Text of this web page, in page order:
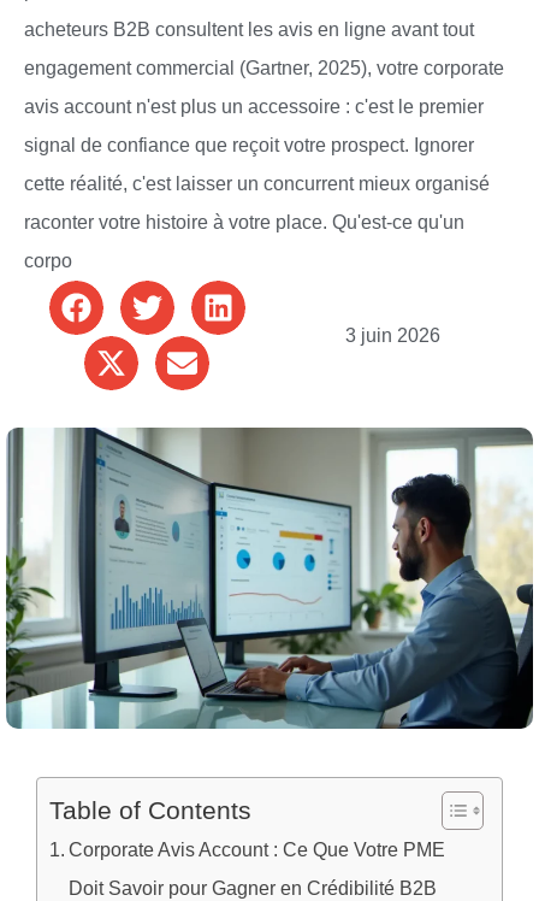
acheteurs B2B consultent les avis en ligne avant tout
engagement commercial (Gartner, 2025), votre corporate
avis account n'est plus un accessoire : c'est le premier
signal de confiance que reçoit votre prospect. Ignorer
cette réalité, c'est laisser un concurrent mieux organisé
raconter votre histoire à votre place. Qu'est-ce qu'un
corpo
3 juin 2026
Table of Contents
Corporate Avis Account : Ce Que Votre PME
Doit Savoir pour Gagner en Crédibilité B2B